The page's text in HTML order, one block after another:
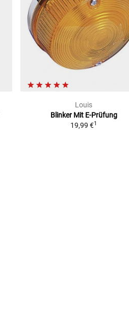
Louis
Blinker Mit E-Prüfung
19,99 €1